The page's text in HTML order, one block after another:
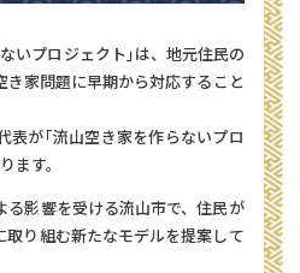
いプロジェクト｣は、地元住民の
家問題に早期から対応すること
表が｢流山空き家を作らないプロ
ます。
る影響を受ける流山市で、住民が
取り組む新たなモデルを提案して